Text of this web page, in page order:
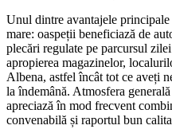
Unul dintre avantajele
mare: oaspeții beneficiază de
plecări regulate pe parcursul
apropierea magazinelor,
Albena, astfel încât tot ce aveți
la îndemână. Atmosfera
apreciază în mod frecvent
convenabilă și raportul bun